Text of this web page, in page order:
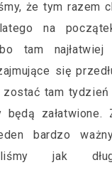
że tym razem
na
tam
się
zostać tam
załatwione.
bardzo
jak